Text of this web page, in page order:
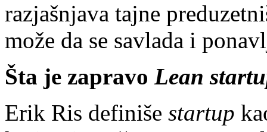
razjašnjava tajne
može da se savlada i
Šta je zapravo Lean
Erik Ris definiše startup